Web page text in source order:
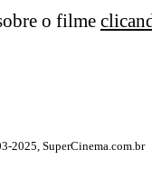
o filme
2025, SuperCinema.com.br